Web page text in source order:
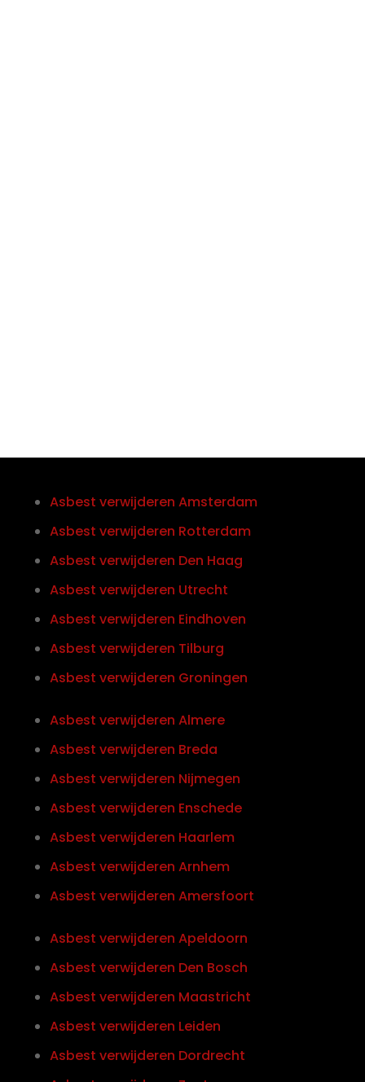
Asbest verwijderen Amsterdam
Asbest verwijderen Rotterdam
Asbest verwijderen Den Haag
Asbest verwijderen Utrecht
Asbest verwijderen Eindhoven
Asbest verwijderen Tilburg
Asbest verwijderen Groningen
Asbest verwijderen Almere
Asbest verwijderen Breda
Asbest verwijderen Nijmegen
Asbest verwijderen Enschede
Asbest verwijderen Haarlem
Asbest verwijderen Arnhem
Asbest verwijderen Amersfoort
Asbest verwijderen Apeldoorn
Asbest verwijderen Den Bosch
Asbest verwijderen Maastricht
Asbest verwijderen Leiden
Asbest verwijderen Dordrecht